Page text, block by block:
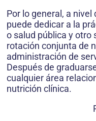
Por lo general, a
puede dedicar a la
o salud pública y otro
rotación conjunta de
administración de
Después de
cualquier área
nutrición clínica.